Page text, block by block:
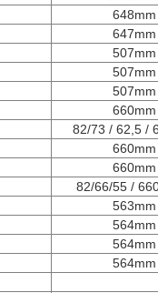
648mm
647mm
507mm
507mm
507mm
660mm
82/73 / 62,5 /
660mm
660mm
82/66/55 /
563mm
564mm
564mm
564mm